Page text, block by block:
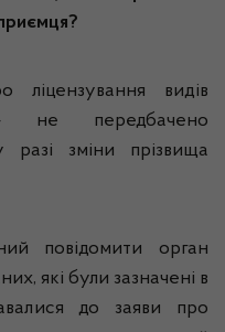
видів
не передбачено
разі зміни прізвища
повідомити орган
які були зазначені в
до заяви про